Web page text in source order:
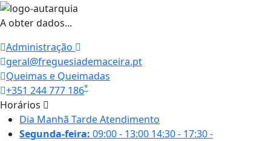
A obter dados...
Administração
geral@freguesiademaceira.pt
Queimas e Queimadas
+351 244 777 186*
Horários
Dia Manhã TardeAtendimento
Segunda-feira: 09:00 - 13:00 14:30 - 17:30-